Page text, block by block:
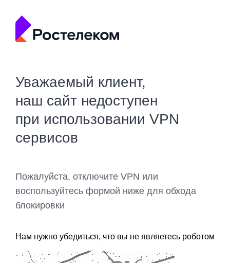
Уважаемый клиент,
наш сайт недоступен
при использовании VPN
сервисов
Пожалуйста, отключите VPN или
воспользуйтесь формой ниже для обхода
блокировки
Нам нужно убедиться, что вы не являетесь роботом